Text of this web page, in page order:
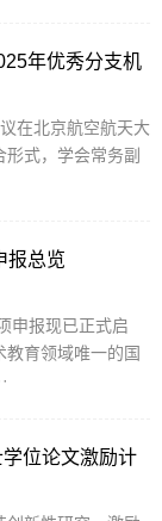
年优秀分支机
在北京航空航天大
式，学会常务副
报总览
申报现已正式启
育领域唯一的国
位论文激励计